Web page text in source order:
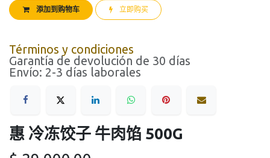
添加到购物车 立即购买
Términos y condiciones
Garantía de devolución de 30 días
Envío: 2-3 días laborales
惠 冷冻饺子 牛肉馅 500G